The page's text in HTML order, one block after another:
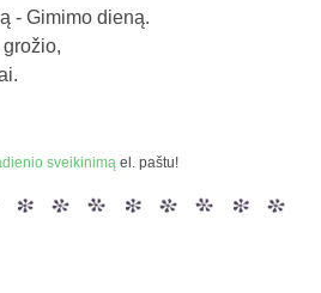
- Gimimo dieną.
sveikinimą el. paštu!